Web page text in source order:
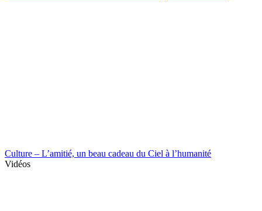
Culture – L’amitié, un beau cadeau du Ciel à l’humanité
Vidéos